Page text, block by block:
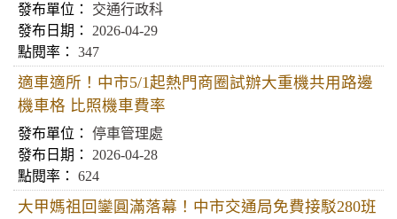
交通行政科
2026-04-29
347
適車適所！中市5/1起熱門商圈試辦大重機共用路邊
機車格 比照機車費率
停車管理處
2026-04-28
624
大甲媽祖回鑾圓滿落幕！中市交通局免費接駁280班